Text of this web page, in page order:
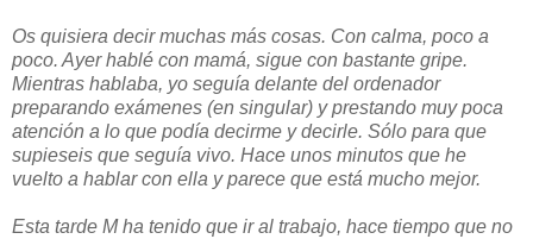
Os quisiera decir muchas más cosas. Con calma, poco a
poco. Ayer hablé con mamá, sigue con bastante gripe.
Mientras hablaba, yo seguía delante del ordenador
preparando exámenes (en singular) y prestando muy poca
atención a lo que podía decirme y decirle. Sólo para que
supieseis que seguía vivo. Hace unos minutos que he
vuelto a hablar con ella y parece que está mucho mejor.
Esta tarde M ha tenido que ir al trabajo, hace tiempo que no